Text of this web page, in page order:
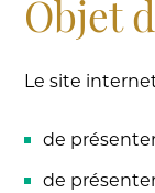
Objet
Le site
de
de